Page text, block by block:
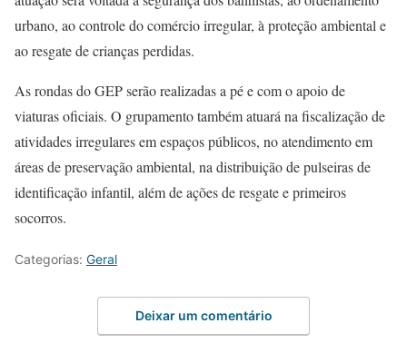
urbano, ao controle do comércio irregular, à proteção ambiental e
ao resgate de crianças perdidas.
As rondas do GEP serão realizadas a pé e com o apoio de
viaturas oficiais. O grupamento também atuará na fiscalização de
atividades irregulares em espaços públicos, no atendimento em
áreas de preservação ambiental, na distribuição de pulseiras de
identificação infantil, além de ações de resgate e primeiros
socorros.
Categorias: Geral
Deixar um comentário